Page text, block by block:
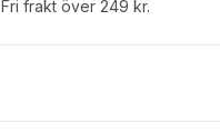
Fri frakt över 249 kr.